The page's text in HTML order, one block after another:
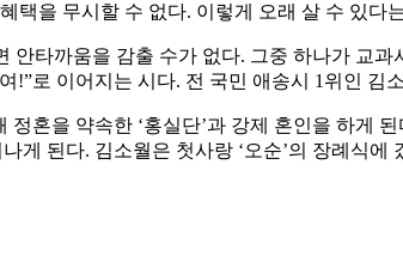
을 무시할 수 없다. 이렇게 오래 살 수 있다
타까움을 감출 수가 없다. 그중 하나가 교과
로 이어지는 시다. 전 국민 애송시 1위인 김
혼을 약속한 ‘홍실단’과 강제 혼인을 하게
게 된다. 김소월은 첫사랑 ‘오순’의 장례식